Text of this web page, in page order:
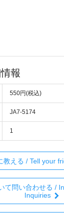
報
550円(税込)
JA7-5174
1
教える / Tell your
て問い合わせる /
Inquiries